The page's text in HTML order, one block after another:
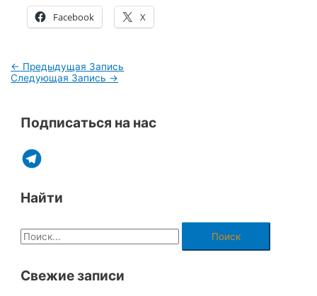
Facebook X
← Предыдущая Запись
Следующая Запись →
Подписаться на нас
Найти
Свежие записи